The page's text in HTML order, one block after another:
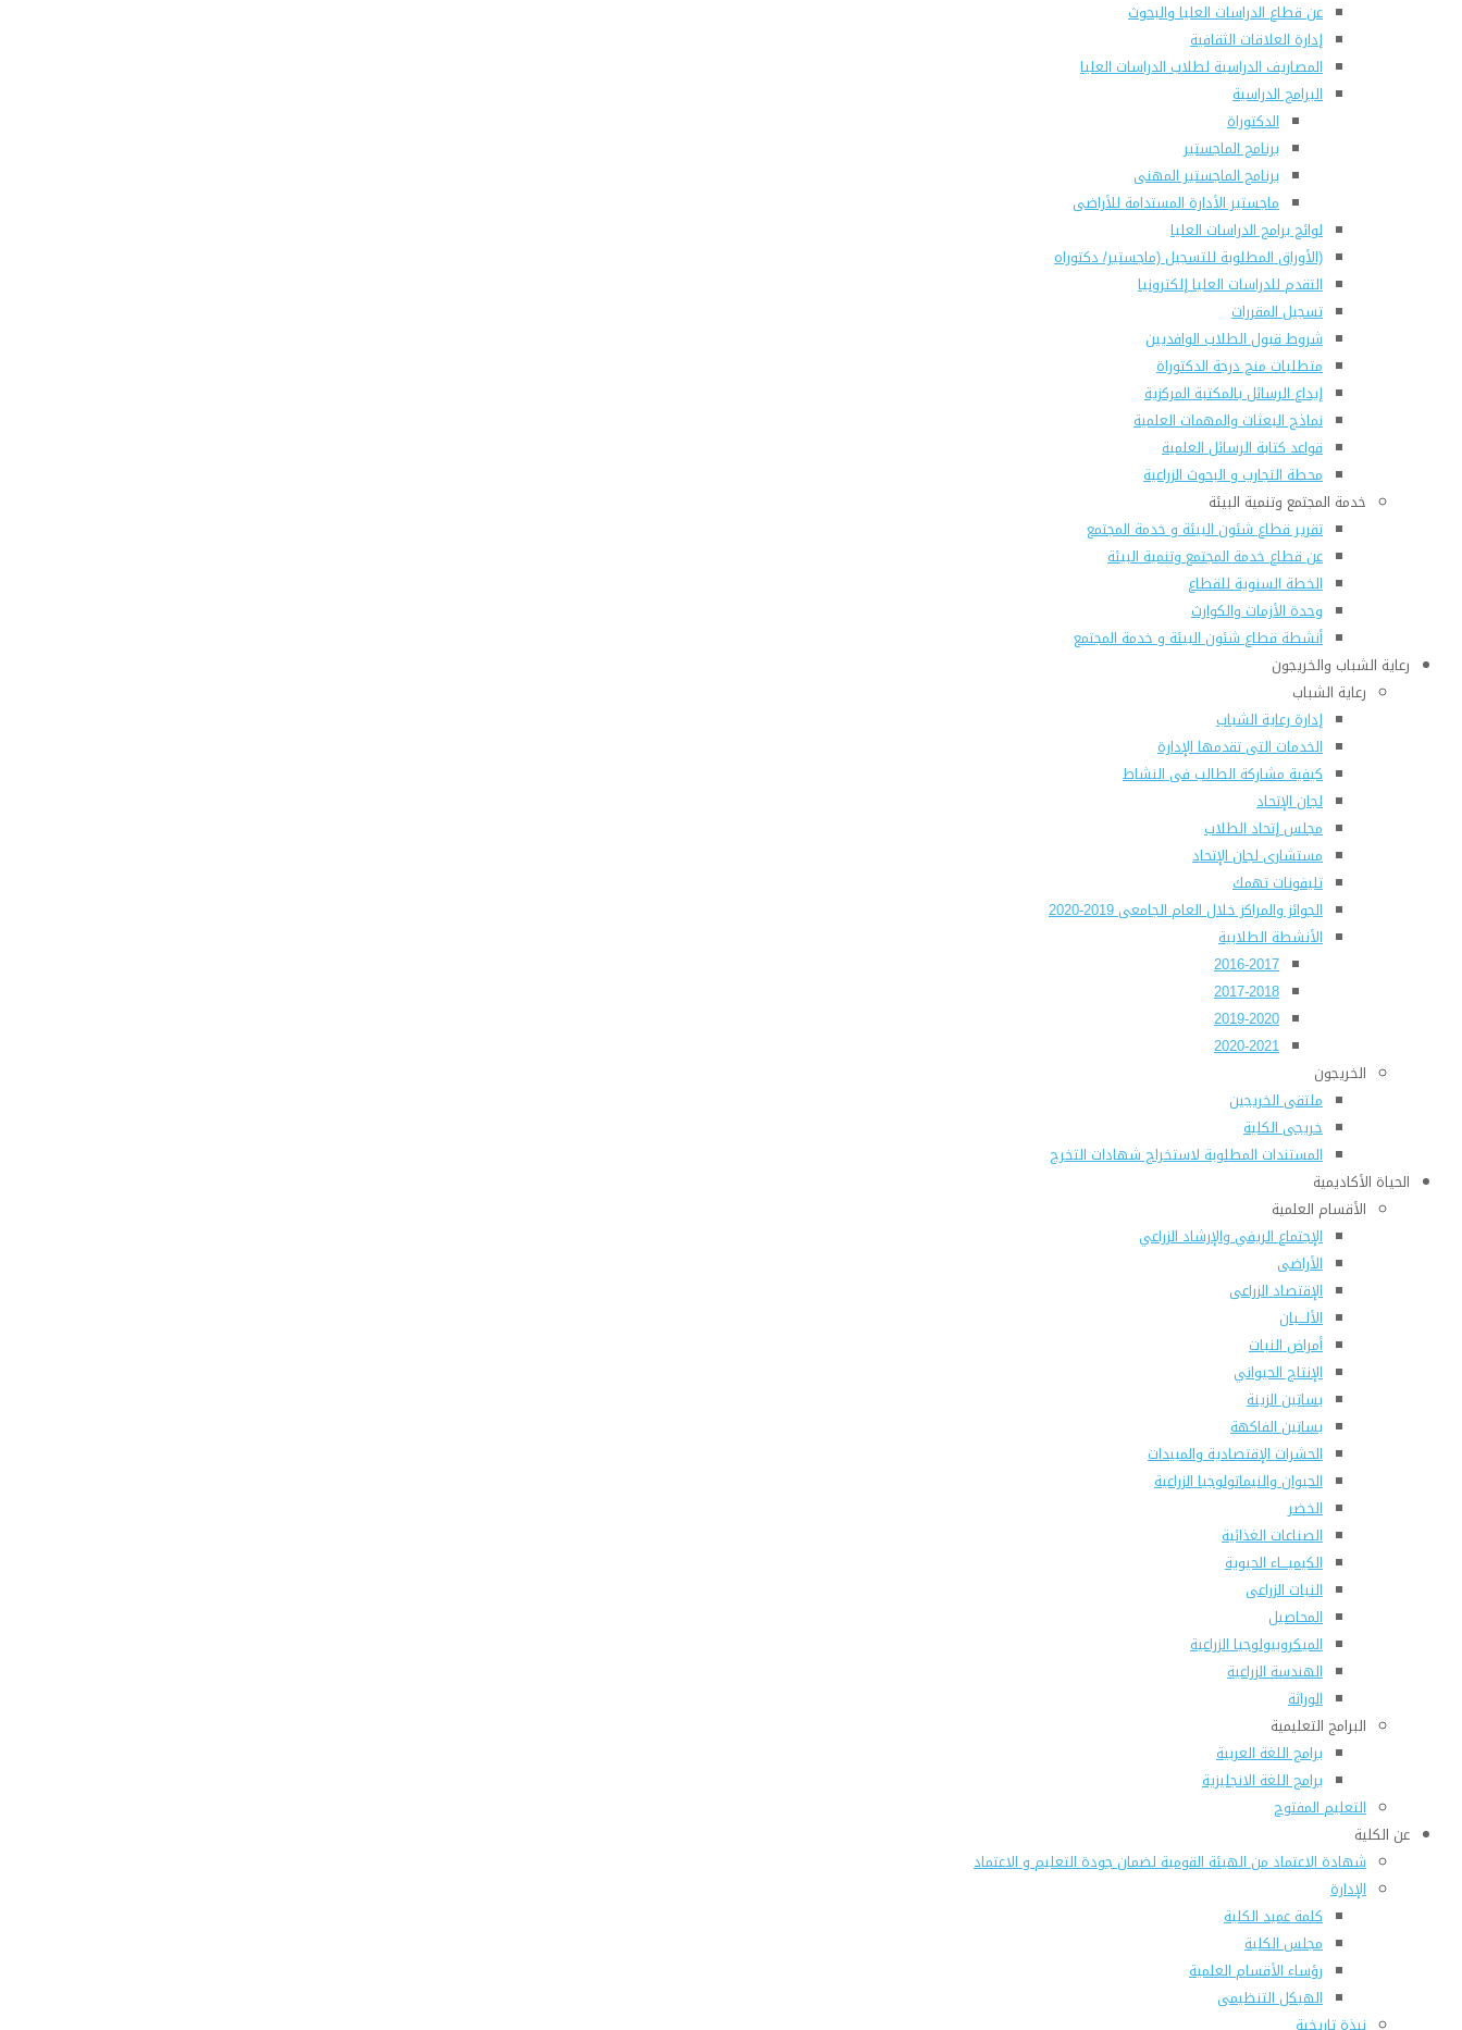
عن قطاع الدراسات العليا والبحوث
إدارة العلاقات الثقافية
المصاريف الدراسية لطلاب الدراسات العليا
البرامج الدراسية
الدكتوراة
برنامج الماجستير
برنامج الماجستير المهنى
ماجستير الأدارة المستدامة للأراضى
لوائح برامج الدراسات العليا
(الأوراق المطلوبة للتسجيل (ماجستير/ دكتوراه
التقدم للدراسات العليا إلكترونيا
تسجيل المقررات
شروط قبول الطلاب الوافديين
متطلبات منح درجة الدكتوراة
إيداع الرسائل بالمكتبة المركزية
نماذج البعثات والمهمات العلمية
قواعد كتابة الرسائل العلمية
محطة التجارب و البحوث الزراعية
خدمة المجتمع وتنمية البيئة
تقرير قطاع شئون البيئة و خدمة المجتمع
عن قطاع خدمة المجتمع وتنمية البيئة
الخطة السنوية للقطاع
وحدة الأزمات والكوارث
أنشطة قطاع شئون البيئة و خدمة المجتمع
رعاية الشباب والخريجون
رعاية الشباب
إدارة رعاية الشباب
الخدمات التى تقدمها الإدارة
كيفية مشاركة الطالب فى النشاط
لجان الإتحاد
مجلس إتحاد الطلاب
مستشارى لجان الإتحاد
تليفونات تهمك
الجوائز والمراكز خلال العام الجامعى 2019-2020
الأنشطة الطلابية
2016-2017
2017-2018
2019-2020
2020-2021
الخريجون
ملتقى الخريجين
خريجى الكلية
المستندات المطلوبة لاستخراج شهادات التخرج
الحياة الأكاديمية
الأقسام العلمية
الإجتماع الريفي والإرشاد الزراعي
الأراضى
الإقتصاد الزراعى
الألـــبان
أمراض النبات
الإنتاج الحيواني
بساتين الزينة
بساتين الفاكهة
الحشرات الإقتصادية والمبيدات
الحيوان والنيماتولوجيا الزراعية
الخضر
الصناعات الغذائية
الكيميـــاء الحيوية
النبات الزراعى
المحاصيل
الميكروبيولوجيا الزراعية
الهندسة الزراعية
الوراثة
البرامج التعليمية
برامج اللغة العربية
برامج اللغة الانجليزية
التعليم المفتوح
عن الكلية
شهادة الاعتماد من الهيئة القومية لضمان جودة التعليم و الاعتماد
الإدارة
كلمة عميد الكلية
مجلس الكلية
رؤساء الأقسام العلمية
الهيكل التنظيمى